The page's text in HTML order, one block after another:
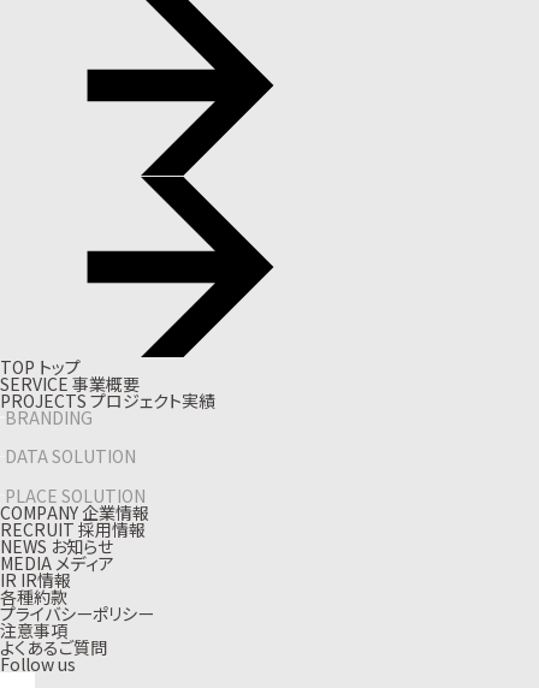
TOP トップ
SERVICE 事業概要
PROJECTS プロジェクト実績
BRANDING
DATA SOLUTION
PLACE SOLUTION
COMPANY企業情報
RECRUIT 採用情報
NEWS お知らせ
MEDIA メディア
IR IR情報
各種約款
プライバシーポリシー
注意事項
よくあるご質問
Follow us